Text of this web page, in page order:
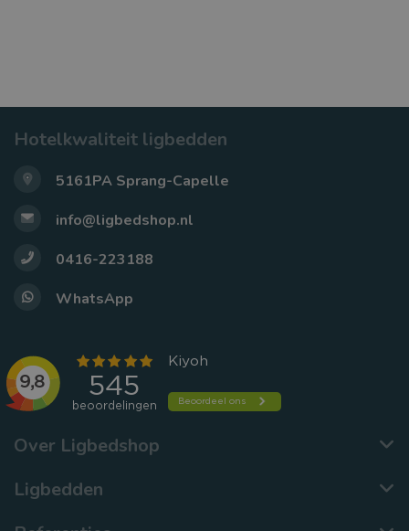
Hotelkwaliteit ligbedden
5161PA Sprang-Capelle
info@ligbedshop.nl
0416-223188
WhatsApp
Over Ligbedshop
Ligbedden